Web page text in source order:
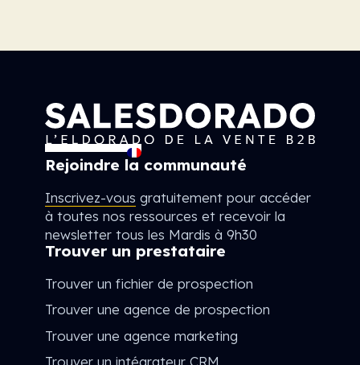
Rejoindre la communauté
Inscrivez-vous gratuitement pour accéder
à toutes nos ressources et recevoir la
newsletter tous les Mardis à 9h30
Trouver un prestataire
Trouver un fichier de prospection
Trouver une agence de prospection
Trouver une agence marketing